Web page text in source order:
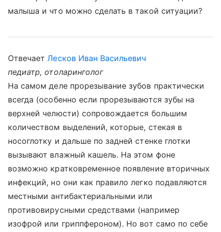
малыша и что можно сделать в такой ситуации?
ОтвечаетЛесков Иван Васильевич
педиатр, отоларинголог
На самом деле прорезывание зубов практически
всегда (особенно если прорезываются зубы на
верхней челюсти) сопровождается большим
количеством выделений, которые, стекая в
носоглотку и дальше по задней стенке глотки
вызывают влажный кашель. На этом фоне
возможно кратковременное появление вторичных
инфекций, но они как правило легко подавляются
местными антибактериальными или
противовирусными средствами (например
изофрой или гриппфероном). Но вот само по себе